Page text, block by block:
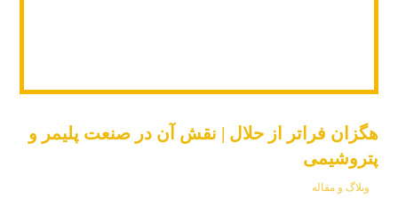
هگزان فراتر از حلال | نقش آن در صنعت پلیمر و
پتروشیمی
وبلاگ و مقاله